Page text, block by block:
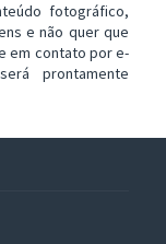
fotográfico,
e não quer que
em contato por e-
prontamente